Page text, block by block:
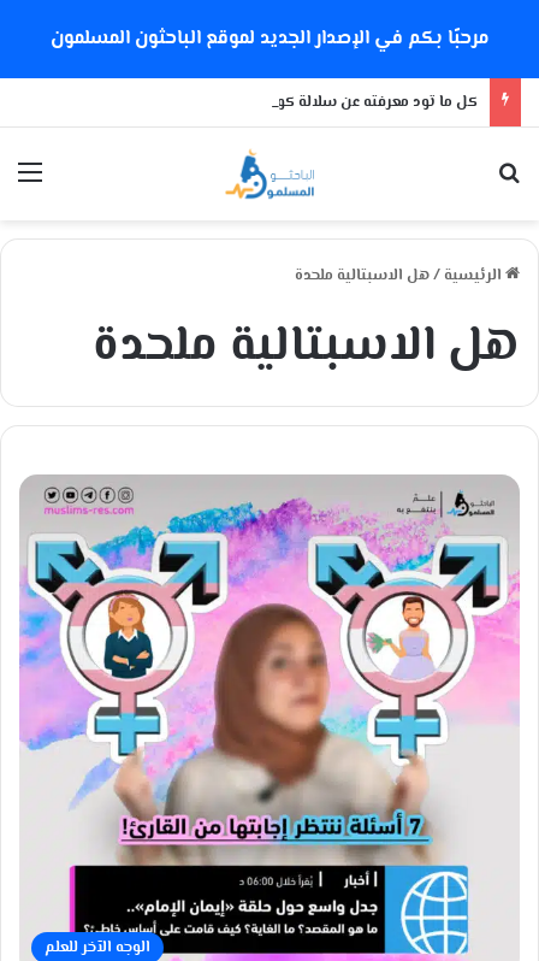
مرحبًا بكم في الإصدار الجديد لموقع الباحثون المسلمون
كل ما تود معرفته عن سلالة كورونا الجديدة
الرئيسية /هل الاسبتالية ملحدة
هل الاسبتالية ملحدة
الوجه الآخر للعلم